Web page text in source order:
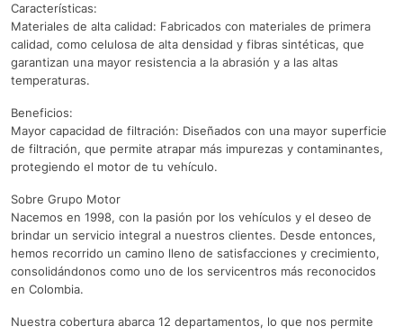
Características:
Materiales de alta calidad: Fabricados con materiales de primera
calidad, como celulosa de alta densidad y fibras sintéticas, que
garantizan una mayor resistencia a la abrasión y a las altas
temperaturas.
Beneficios:
Mayor capacidad de filtración: Diseñados con una mayor superficie
de filtración, que permite atrapar más impurezas y contaminantes,
protegiendo el motor de tu vehículo.
Sobre Grupo Motor
Nacemos en 1998, con la pasión por los vehículos y el deseo de
brindar un servicio integral a nuestros clientes. Desde entonces,
hemos recorrido un camino lleno de satisfacciones y crecimiento,
consolidándonos como uno de los servicentros más reconocidos
en Colombia.
Nuestra cobertura abarca 12 departamentos, lo que nos permite